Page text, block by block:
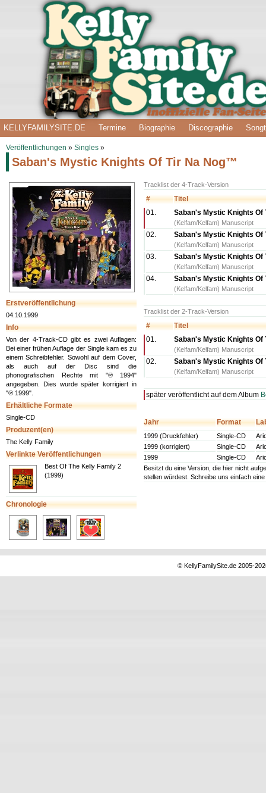
KELLYFAMILYSITE.DE Termine Biographie Discographie
Veröffentlichungen » Singles »
Saban's Mystic Knights Of Tir Na Nog™
Erstveröffentlichung
04.10.1999
Info
Von der 4-Track-CD gibt es zwei Auflagen:
Bei einer frühen Auflage der Single kam es zu
einem Schreibfehler. Sowohl auf dem Cover,
als auch auf der Disc sind die
phonografischen Rechte mit "℗ 1994"
angegeben. Dies wurde später korrigiert in
"℗ 1999".
Erhältliche Formate
Single-CD
Produzent(en)
The Kelly Family
Verlinkte Veröffentlichungen
Best Of The Kelly Family 2
(1999)
Chronologie
Tracklist der 4-Track-Version
#
Titel
01.
Saban's Mystic Knights Of
(Kelfam/Kelfam) Manuscript
02. Saban's Mystic Knights
(Kelfam/Kelfam) Manuscript
03. Saban's Mystic Knights
(Kelfam/Kelfam) Manuscript
04. Saban's Mystic Knights
(Kelfam/Kelfam) Manuscript
Tracklist der 2-Track-Version
#
Titel
01.
Saban's Mystic Knights Of
(Kelfam/Kelfam) Manuscript
02. Saban's Mystic Knights
(Kelfam/Kelfam) Manuscript
später veröffentlicht auf dem Album
Jahr Format
1999 (Druckfehler) Single-CD
1999 (korrigiert)
Single-CD
1999
Single-CD
Besitzt du eine Version, die hier nicht
stellen würdest. Schreibe uns einfach eine
© KellyFamilySite.de 2005-